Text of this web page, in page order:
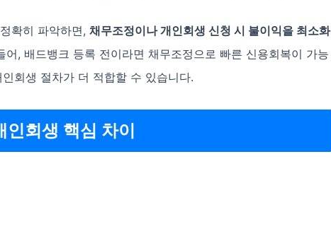
확히 파악하면, 채무조정이나 개인회생 신청 시 불이익을 최소화
어, 배드뱅크 등록 전이라면 채무조정으로 빠른 신용회복이 가능
회생 절차가 더 적합할 수 있습니다.
회생 핵심 차이